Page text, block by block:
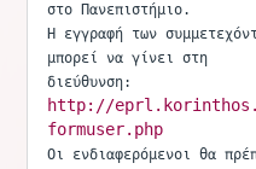
στο Πανεπιστήμιο.
Η εγγραφή των
μπορεί να γίνει στη
http://
formuser.php
Οι ενδιαφερόμενοι θα